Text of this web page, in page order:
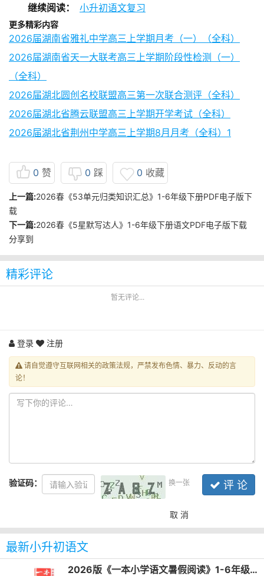
继续阅读：
小升初语文复习
更多精彩内容
2026届湖南省雅礼中学高三上学期月考（一）（全科）
2026届湖南省天一大联考高三上学期阶段性检测（一）
（全科）
2026届湖北圆创名校联盟高三第一次联合测评（全科）
2026届湖北省腾云联盟高三上学期开学考试（全科）
2026届湖北省荆州中学高三上学期8月月考（全科）1
0 赞 0 踩 0 收藏
上一篇:2026春《53单元归类知识汇总》1-6年级下册PDF电子版下
载
下一篇:2026春《5星默写达人》1-6年级下册语文PDF电子版下载
分享到
精彩评论
暂无评论...
登录 注册
请自觉遵守互联网相关的政策法规，严禁发布色情、暴力、反动的言
论！
验证码： 换一张 评 论
取 消
最新小升初语文
2026版《一本小学语文暑假阅读》1-6年级PDF电子版下载